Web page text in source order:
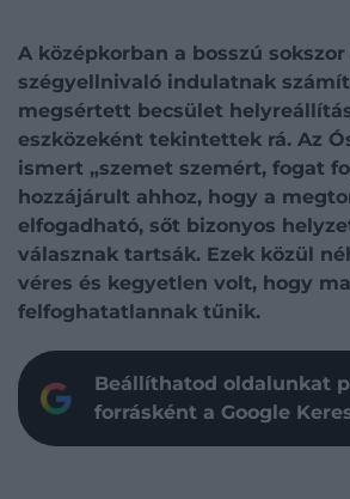
A középkorban a bosszú
szégyellnivaló indulatnak
megsértett becsület
eszközeként tekintettek rá. Az
ismert „szemet szemért, fogat
hozzájárult ahhoz, hogy a
elfogadható, sőt bizonyos
válasznak tartsák. Ezek közül
véres és kegyetlen volt, hogy
felfoghatatlannak tűnik.
Beállíthatod oldalunkat
forrásként a Google